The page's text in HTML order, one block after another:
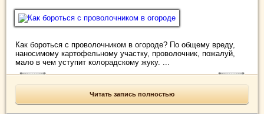
Как бороться с проволочником в огороде? По общему вреду,
наносимому картофельному участку, проволочник, пожалуй,
мало в чем уступит колорадскому жуку. ...
Читать запись полностью